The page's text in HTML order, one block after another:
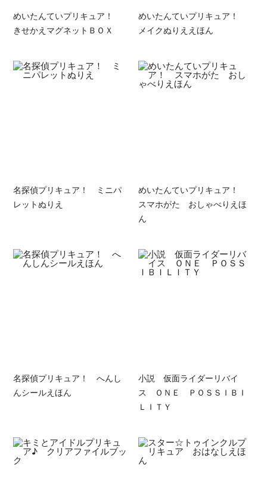
めいたんていプリキュア！
きせかえマグネットＢＯＸ
めいたんていプリキュア！
メイクぬりええほん
名探偵プリキュア！ ミニパ
レットぬりえ
めいたんていプリキュア！
スマホがた おしゃべりえほ
ん
名探偵プリキュア！ へんし
んシールえほん
小説 仮面ライダーリバイ
ス ＯＮＥ ＰＯＳＳＩＢＩ
ＬＩＴＹ